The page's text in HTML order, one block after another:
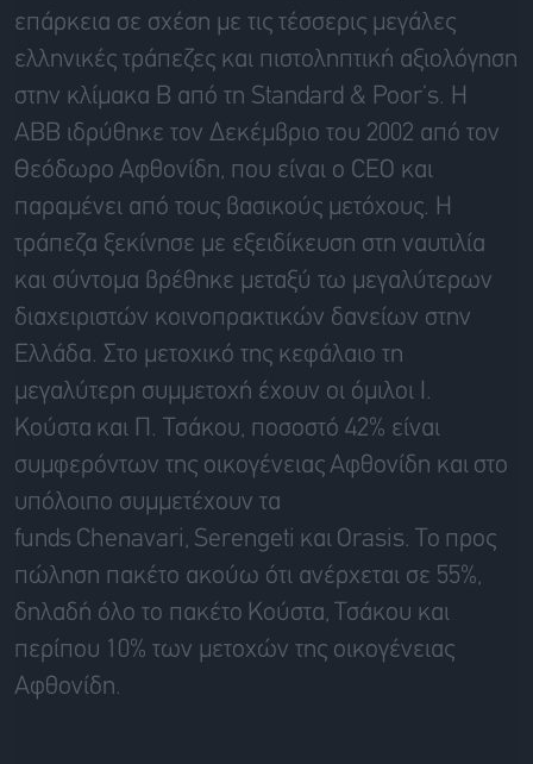
επάρκεια σε σχέση με τις τέσσερις μεγάλες
ελληνικές τράπεζες και πιστοληπτική αξιολόγηση
στην κλίμακα Β από τη Standard & Poor’s. Η
ΑΒΒ ιδρύθηκε τον Δεκέμβριο του 2002 από τον
Θεόδωρο Αφθονίδη, που είναι ο CEO και
παραμένει από τους βασικούς μετόχους. Η
τράπεζα ξεκίνησε με εξειδίκευση στη ναυτιλία
και σύντομα βρέθηκε μεταξύ τω μεγαλύτερων
διαχειριστών κοινοπρακτικών δανείων στην
Ελλάδα. Στο μετοχικό της κεφάλαιο τη
μεγαλύτερη συμμετοχή έχουν οι όμιλοι Ι.
Κούστα και Π. Τσάκου, ποσοστό 42% είναι
συμφερόντων της οικογένειας Αφθονίδη και στο
υπόλοιπο συμμετέχουν τα
funds Chenavari, Serengeti και Orasis. To προς
πώληση πακέτο ακούω ότι ανέρχεται σε 55%,
δηλαδή όλο το πακέτο Κούστα, Τσάκου και
περίπου 10% των μετοχών της οικογένειας
Αφθονίδη.